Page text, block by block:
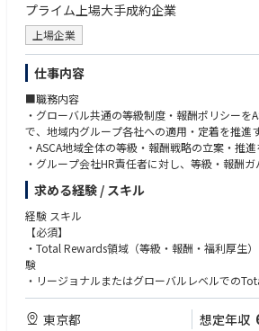
＜尚可＞
・薬理研究経験
・製薬企業またはバイオテックにて5年以上の勤
・アカデミアにおいて、バイオインフォマティ
患研究の経験がある。
・英語でコミュニケーションできる能力、英語
プライム上場大手成約企業
上場企業
仕事内容
■職務内容
・グローバル共通の等級制度・報酬ポリシーを
で、地域内グループ各社への適用・定着を推進
・ASCA地域全体の等級・報酬戦略の立案・推
・グループ会社HR責任者に対し、等級・報酬
報酬運用施策（年次昇給／インセンティブプロ
ンス・アドバイスを提供する
・長期インセンティブ（LTI）制度の導入を検討
・ローカル、リージョナル、グローバルのステ
ートナーシップを構築する
求める経験 / スキル
経験 スキル
【必須】
・Total Rewards領域（等級・報酬・福利厚生
験
・リージョナルまたはグローバルレベルでの
・人事領域における戦略やＨＲプログラムの立
多国籍・多文化環境でのステークホルダーマネ
東京都 想定年収